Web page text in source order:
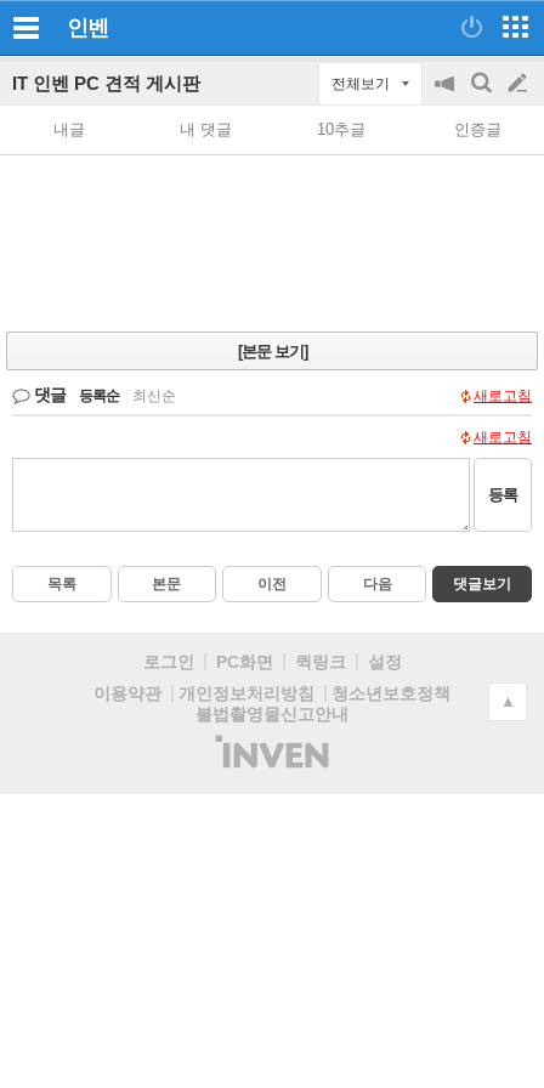
인벤
IT 인벤 PC 견적 게시판 전체보기
공
on/off
검
색
글
쓰
내글 내 댓글 10추글 인증글
[본문 보기]
댓글 등록순 최신순 새로고침
새로고침
등록
목록 본문 이전 다음 댓글보기
로그인 PC화면 퀵링크
설정
이용약관
개인정보처리방침
청소년보호정책
불법촬영물신고안내
(주)
인
▲